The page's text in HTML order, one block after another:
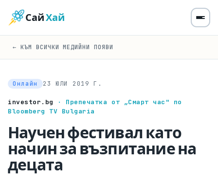
СайХай
← КЪМ ВСИЧКИ МЕДИЙНИ ПОЯВИ
Онлайн 23 ЮЛИ 2019 Г.
investor.bg
· Препечатка от „Смарт час" по
Bloomberg TV Bulgaria
Научен фестивал като
начин за възпитание на
децата